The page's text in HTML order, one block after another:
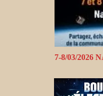
7-8/03/2026